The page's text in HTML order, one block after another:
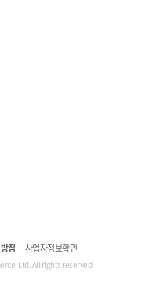
침 사업자정보확인
Ltd. All rights reserved.